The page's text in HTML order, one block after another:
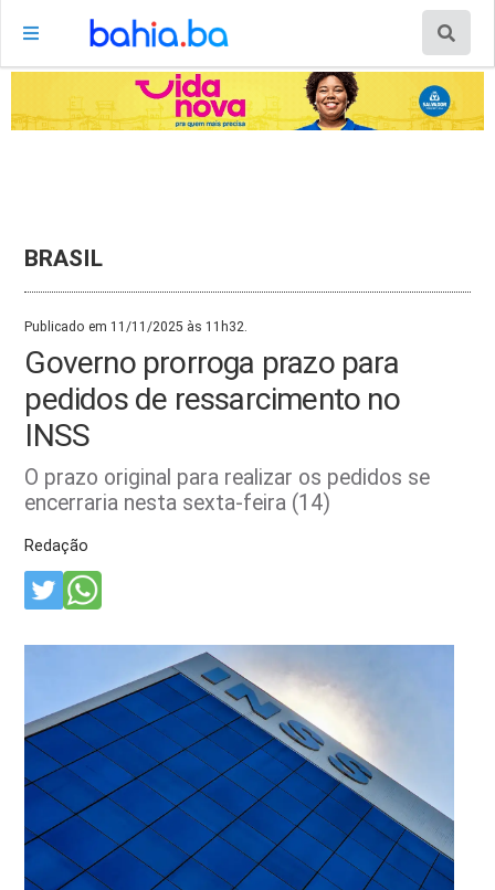
BRASIL
Publicado em 11/11/2025 às 11h32.
Governo prorroga prazo para
pedidos de ressarcimento no
INSS
O prazo original para realizar os pedidos se
encerraria nesta sexta-feira (14)
Redação